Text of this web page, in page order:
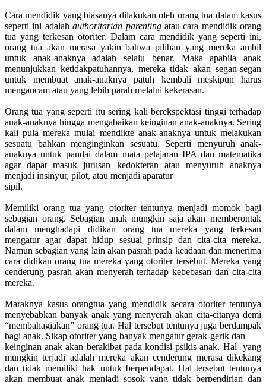
Cara mendidik yang biasanya dilakukan oleh orang tua dalam kasus
seperti ini adalahauthoritarian parentingatau cara mendidik orang
tua yang terkesan otoriter. Dalam cara mendidik yang seperti ini,
orang tua akan merasa yakin bahwa pilihan yang mereka ambil
untuk anak-anaknya adalah selalu benar. Maka apabila anak
menunjukkan ketidakpatuhannya, mereka tidak akan segan-segan
untuk membuat anak-anaknya patuh kembali meskipun harus
mengancam atau yang lebih parah melalui kekerasan.
Orang tua yang seperti itu sering kali berekspektasi tinggi terhadap
anak-anaknya hingga mengabaikan keinginan anak-anaknya. Sering
kali pula mereka mulai mendikte anak-anaknya untuk melakukan
sesuatu bahkan menginginkan sesuatu. Seperti menyuruh anak-
anaknya untuk pandai dalam mata pelajaran IPA dan matematika
agar dapat masuk jurusan kedokteran atau menyuruh anaknya
menjadi insinyur, pilot, atau menjadi aparatur
sipil.
Memiliki orang tua yang otoriter tentunya menjadi momok bagi
sebagian orang. Sebagian anak mungkin saja akan memberontak
dalam menghadapi didikan orang tua mereka yang terkesan
mengatur agar dapat hidup sesuai prinsip dan cita-cita mereka.
Namun sebagian yang lain akan pasrah pada keadaan dan menerima
cara didikan orang tua mereka yang otoriter tersebut. Mereka yang
cenderung pasrah akan menyerah terhadap kebebasan dan cita-cita
mereka.
Maraknya kasus orangtua yang mendidik secara otoriter tentunya
menyebabkan banyak anak yang menyerah akan cita-citanya demi
“membahagiakan” orang tua. Hal tersebut tentunya juga berdampak
bagi anak. Sikap otoriter yang banyak mengatur gerak-gerik dan
keinginan anak akan berakibat pada kondisi psikis anak. Hal yang
mungkin terjadi adalah mereka akan cenderung merasa dikekang
dan tidak memiliki hak untuk berpendapat. Hal tersebut tentunya
akan membuat anak menjadi sosok yang tidak berpendirian dan